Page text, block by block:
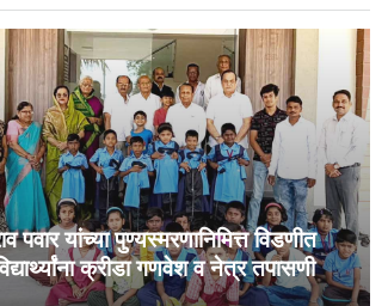
पवार यांच्या पुण्यस्मरणानिमित्त विडणीत
क्रीडा गणवेश व नेत्र तपासणी